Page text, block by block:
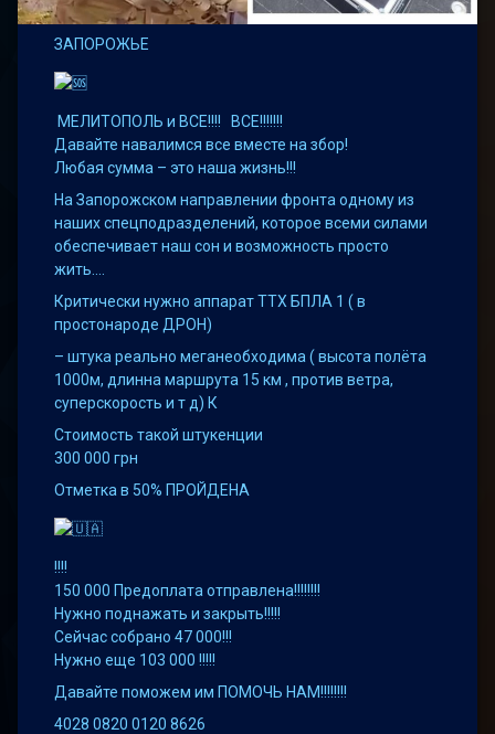
ЗАПОРОЖЬЕ
МЕЛИТОПОЛЬ и ВСЕ!!!! ВСЕ!!!!!!!
Давайте навалимся все вместе на збор!
Любая сумма – это наша жизнь!!!
На Запорожском направлении фронта одному из
наших спецподразделений, которое всеми силами
обеспечивает наш сон и возможность просто
жить….
Критически нужно аппарат ТТХ БПЛА 1 ( в
простонароде ДРОН)
– штука реально меганеобходима ( высота полёта
1000м, длинна маршрута 15 км , против ветра,
суперскорость и т д) К
Стоимость такой штукенции
300 000 грн
Отметка в 50% ПРОЙДЕНА
!!!!
150 000 Предоплата отправлена!!!!!!!!
Нужно поднажать и закрыть!!!!!
Сейчас собрано 47 000!!!
Нужно еще 103 000 !!!!!
Давайте поможем им ПОМОЧЬ НАМ!!!!!!!!
4028 0820 0120 8626